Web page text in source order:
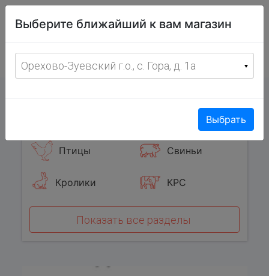
фермерских
товаров
с 8:00 до 19:00 ежедневно
Птицы Свиньи
Кролики КРС
Показать все разделы
Выберите ближайший к вам магазин
Орехово-Зуевский г.о., с. Гора, д. 1а
Выбрать